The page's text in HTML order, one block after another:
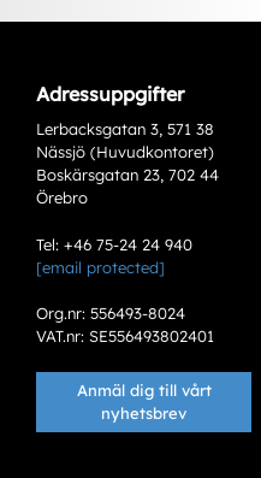
Adressuppgifter
Lerbacksgatan 3, 571 38
Nässjö (Huvudkontoret)
Boskärsgatan 23, 702 44
Örebro
Tel: +46 75-24 24 940
[email protected]
Org.nr: 556493-8024
VAT.nr: SE556493802401
Anmäl dig till vårt
nyhetsbrev